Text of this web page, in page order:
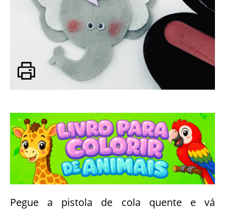
Pegue a pistola de cola quente e vá